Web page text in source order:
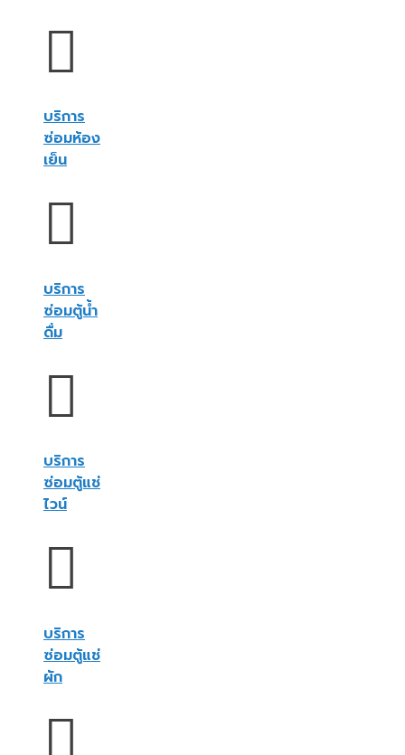
บริการ
ซ่อมห้อง
เย็น
บริการ
ซ่อมตู้น้ำ
ดื่ม
บริการ
ซ่อมตู้แช่
ไวน์
บริการ
ซ่อมตู้แช่
ผัก